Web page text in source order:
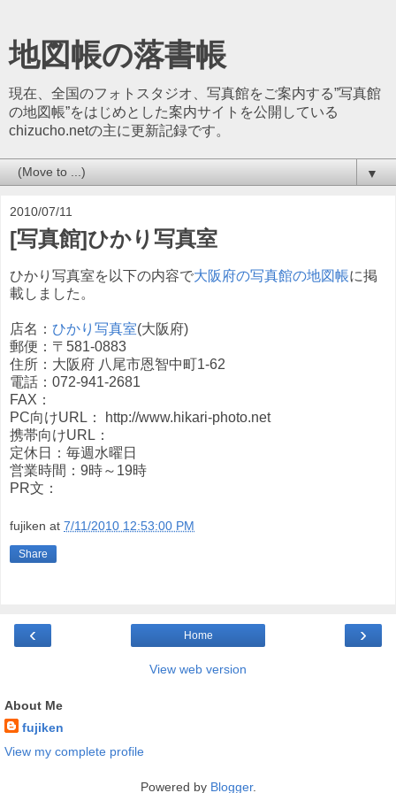
地図帳の落書帳
現在、全国のフォトスタジオ、写真館をご案内する”写真館
の地図帳”をはじめとした案内サイトを公開している
chizucho.netの主に更新記録です。
▼
2010/07/11
[写真館]ひかり写真室
ひかり写真室を以下の内容で大阪府の写真館の地図帳に掲
載しました。
店名： ひかり写真室(大阪府)
郵便：〒581-0883
住所：大阪府 八尾市恩智中町1-62
電話：072-941-2681
FAX：
PC向けURL： http://www.hikari-photo.net
携帯向けURL：
定休日：毎週水曜日
営業時間：9時～19時
PR文：
fujiken at 7/11/2010 12:53:00 PM
Share
‹ ›
Home
View web version
About Me
fujiken
View my complete profile
Powered by Blogger.